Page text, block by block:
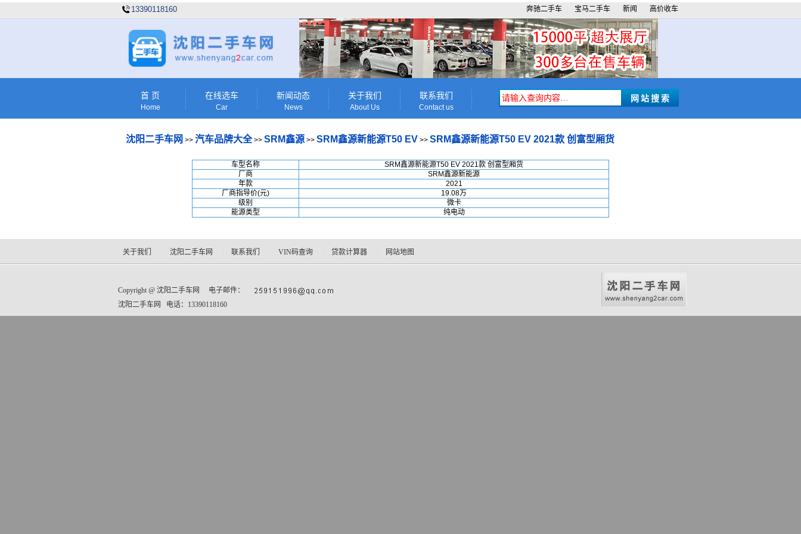
13390118160 高价收车
新闻
宝马二手车
奔驰二手车
首 页
Home
在线选车
Car
新闻动态
News
关于我们
About Us
联系我们
Contact us
沈阳二手车网 >>汽车品牌大全>>SRM鑫源 >>SRM鑫源新能源T50 EV >>SRM鑫源新能源T50 EV 2021款 创富型厢货
车型名称
SRM鑫源新能源T50 EV 2021款 创富型厢货
厂商
SRM鑫源新能源
年款
2021
厂商指导价(元)
19.08万
级别
微卡
能源类型
纯电动
Copyright @ 沈阳二手车网
电子邮件：
沈阳二手车网 电话：13390118160
关于我们 沈阳二手车网 联系我们 VIN码查询 贷款计算器 网站地图